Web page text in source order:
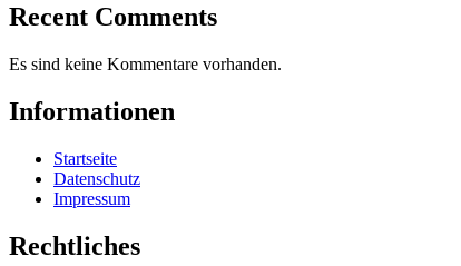
Recent Comments
Es sind keine Kommentare vorhanden.
Informationen
Startseite
Datenschutz
Impressum
Rechtliches